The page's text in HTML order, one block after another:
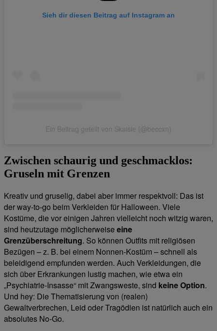
Sieh dir diesen Beitrag auf Instagram an
Ein Beitrag geteilt von Skaisie (@beccxn)
Zwischen schaurig und geschmacklos:
Gruseln mit Grenzen
Kreativ und gruselig, dabei aber immer respektvoll: Das ist
der way-to-go beim Verkleiden für Halloween. Viele
Kostüme, die vor einigen Jahren vielleicht noch witzig waren,
sind heutzutage möglicherweise eine
Grenzüberschreitung. So können Outfits mit religiösen
Bezügen – z. B. bei einem Nonnen-Kostüm – schnell als
beleidigend empfunden werden. Auch Verkleidungen, die
sich über Erkrankungen lustig machen, wie etwa ein
„Psychiatrie-Insasse“ mit Zwangsweste, sind keine Option.
Und hey: Die Thematisierung von (realen)
Gewaltverbrechen, Leid oder Tragödien ist natürlich auch ein
absolutes No-Go.